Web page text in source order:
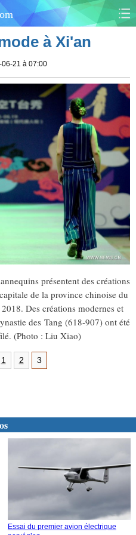
MONDE
SOCIÉTÉ
SPORTS
PLANÈTE
DOCUMENTS
PHOTOS
à Xi'an
06-21 à 07:00
présentent des créations
de la province chinoise du
Des créations modernes et
des Tang (618-907) ont été
(Photo : Liu Xiao)
1 2 3
Essai du premier avion électrique